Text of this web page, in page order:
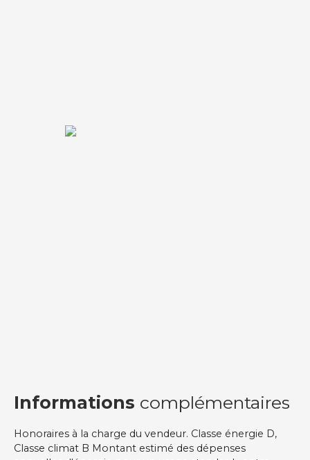
Informations complémentaires
Honoraires à la charge du vendeur. Classe énergie D,
Classe climat B Montant estimé des dépenses